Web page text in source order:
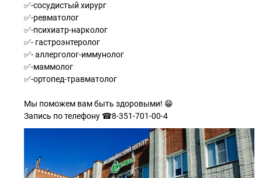
✅-сосудистый хирург
✅-ревматолог
✅-психиатр-нарколог
✅- гастроэнтеролог
✅- аллерголог-иммунолог
✅-маммолог
✅-ортопед-травматолог
Мы поможем вам быть здоровыми! 😁
Запись по телефону ☎8-351-701-00-4